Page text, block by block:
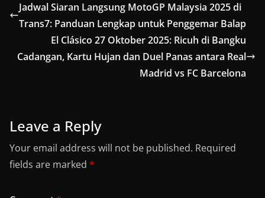
Jadwal Siaran Langsung MotoGP Malaysia 2025 di
Trans7: Panduan Lengkap untuk Penggemar Balap
El Clásico 27 Oktober 2025: Ricuh di Bangku
Cadangan, Kartu Hujan dan Duel Panas antara Real
Madrid vs FC Barcelona
Leave a Reply
Your email address will not be published. Required
fields are marked *